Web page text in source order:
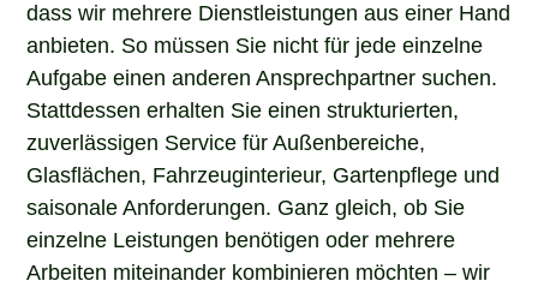
dass wir mehrere Dienstleistungen aus einer Hand
anbieten. So müssen Sie nicht für jede einzelne
Aufgabe einen anderen Ansprechpartner suchen.
Stattdessen erhalten Sie einen strukturierten,
zuverlässigen Service für Außenbereiche,
Glasflächen, Fahrzeuginterieur, Gartenpflege und
saisonale Anforderungen. Ganz gleich, ob Sie
einzelne Leistungen benötigen oder mehrere
Arbeiten miteinander kombinieren möchten – wir